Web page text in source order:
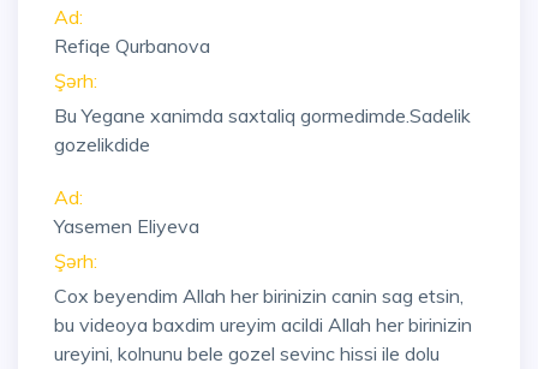
Ad:
Refiqe Qurbanova
Şərh:
Bu Yegane xanimda saxtaliq gormedimde.Sadelik
gozelikdide
Ad:
Yasemen Eliyeva
Şərh:
Cox beyendim Allah her birinizin canin sag etsin,
bu videoya baxdim ureyim acildi Allah her birinizin
ureyini, kolnunu bele gozel sevinc hissi ile dolu